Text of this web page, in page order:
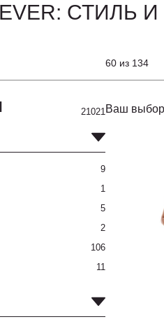
60 из 134
21021
9
1
5
2
106
11
Ваш